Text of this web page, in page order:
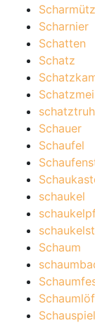
Scharnier
Schatten
Schatz
Schauer
Schaufel
schaukel
Schaum
Schauspiel